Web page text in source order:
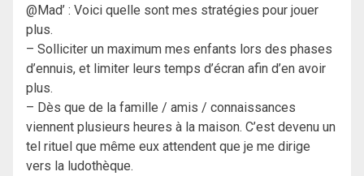
@Mad’ : Voici quelle sont mes stratégies pour jouer
plus.
– Solliciter un maximum mes enfants lors des phases
d’ennuis, et limiter leurs temps d’écran afin d’en avoir
plus.
– Dès que de la famille / amis / connaissances
viennent plusieurs heures à la maison. C’est devenu un
tel rituel que même eux attendent que je me dirige
vers la ludothèque.